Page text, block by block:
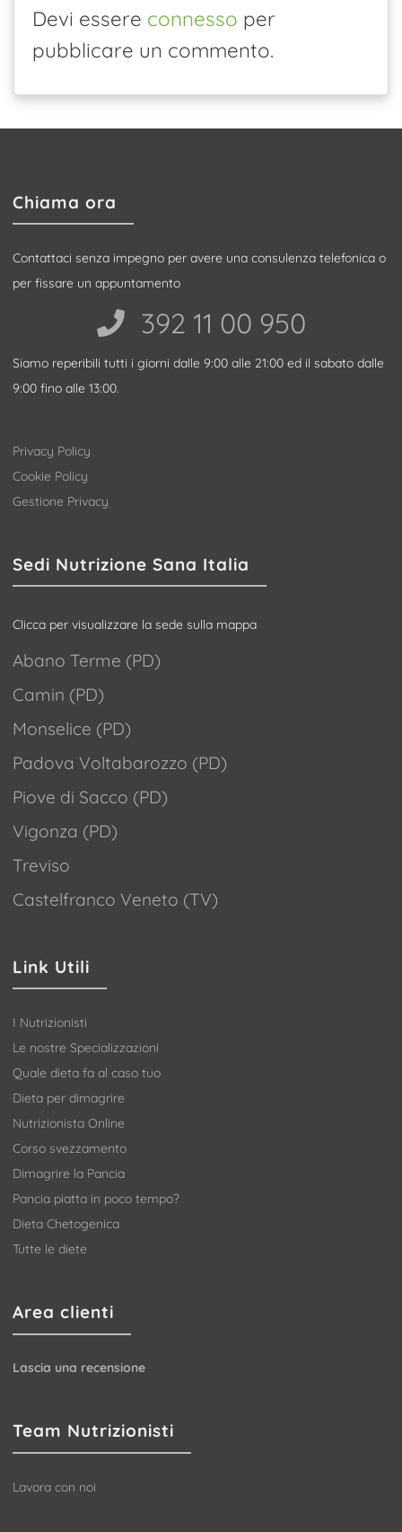
Devi essere connesso per
pubblicare un commento.
Chiama ora
Contattaci senza impegno per avere una consulenza telefonica o
per fissare un appuntamento
392 11 00 950‬
Siamo reperibili tutti i giorni dalle 9:00 alle 21:00 ed il sabato dalle
9:00 fino alle 13:00.
Privacy Policy
Cookie Policy
Gestione Privacy
Sedi Nutrizione Sana Italia
Clicca per visualizzare la sede sulla mappa
Abano Terme (PD)
Camin (PD)
Monselice (PD)
Padova Voltabarozzo (PD)
Piove di Sacco (PD)
Vigonza (PD)
Treviso
Castelfranco Veneto (TV)
Link Utili
I Nutrizionisti
Le nostre Specializzazioni
Quale dieta fa al caso tuo
Dieta per dimagrire
Nutrizionista Online
Corso svezzamento
Dimagrire la Pancia
Pancia piatta in poco tempo?
Dieta Chetogenica
Tutte le diete
Area clienti
Lascia una recensione
Team Nutrizionisti
Lavora con noi